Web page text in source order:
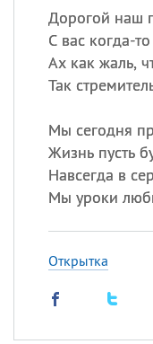
Дорогой наш
С вас когда-
Ах как жаль,
Так
Мы сегодня
Жизнь пусть
Навсегда в
Мы уроки
Открытка